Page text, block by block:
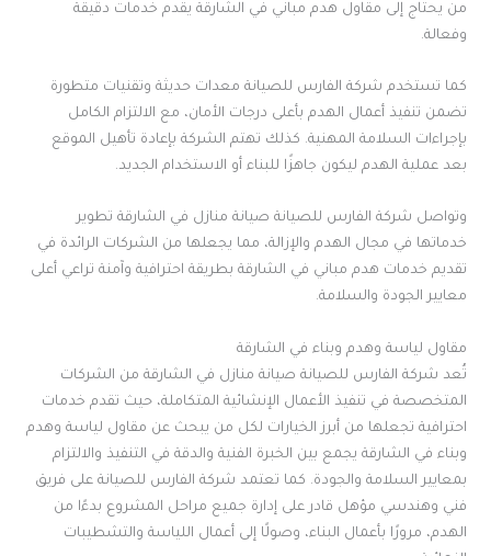
من يحتاج إلى مقاول هدم مباني في الشارقة يقدم خدمات دقيقة
وفعالة.
كما تستخدم شركة الفارس للصيانة معدات حديثة وتقنيات متطورة
تضمن تنفيذ أعمال الهدم بأعلى درجات الأمان، مع الالتزام الكامل
بإجراءات السلامة المهنية. كذلك تهتم الشركة بإعادة تأهيل الموقع
بعد عملية الهدم ليكون جاهزًا للبناء أو الاستخدام الجديد.
وتواصل شركة الفارس للصيانة صيانة منازل في الشارقة تطوير
خدماتها في مجال الهدم والإزالة، مما يجعلها من الشركات الرائدة في
تقديم خدمات هدم مباني في الشارقة بطريقة احترافية وآمنة تراعي أعلى
معايير الجودة والسلامة.
مقاول لياسة وهدم وبناء في الشارقة
تُعد شركة الفارس للصيانة صيانة منازل في الشارقة من الشركات
المتخصصة في تنفيذ الأعمال الإنشائية المتكاملة، حيث تقدم خدمات
احترافية تجعلها من أبرز الخيارات لكل من يبحث عن مقاول لياسة وهدم
وبناء في الشارقة يجمع بين الخبرة الفنية والدقة في التنفيذ والالتزام
بمعايير السلامة والجودة. كما تعتمد شركة الفارس للصيانة على فريق
فني وهندسي مؤهل قادر على إدارة جميع مراحل المشروع بدءًا من
الهدم، مرورًا بأعمال البناء، وصولًا إلى أعمال اللياسة والتشطيبات